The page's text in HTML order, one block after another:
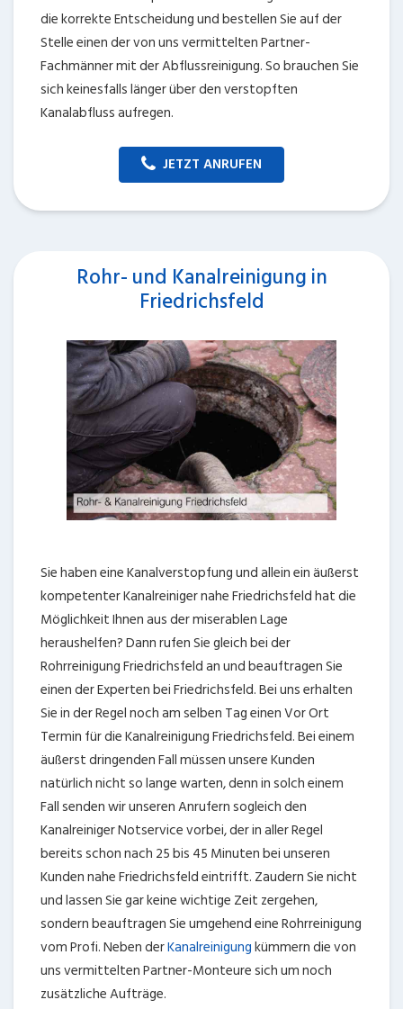
die korrekte Entscheidung und bestellen Sie auf der
Stelle einen der von uns vermittelten Partner-
Fachmänner mit der Abflussreinigung. So brauchen Sie
sich keinesfalls länger über den verstopften
Kanalabfluss aufregen.
JETZT ANRUFEN
Rohr- und Kanalreinigung in
Friedrichsfeld
Sie haben eine Kanalverstopfung und allein ein äußerst
kompetenter Kanalreiniger nahe Friedrichsfeld hat die
Möglichkeit Ihnen aus der miserablen Lage
heraushelfen? Dann rufen Sie gleich bei der
Rohrreinigung Friedrichsfeld an und beauftragen Sie
einen der Experten bei Friedrichsfeld. Bei uns erhalten
Sie in der Regel noch am selben Tag einen Vor Ort
Termin für die Kanalreinigung Friedrichsfeld. Bei einem
äußerst dringenden Fall müssen unsere Kunden
natürlich nicht so lange warten, denn in solch einem
Fall senden wir unseren Anrufern sogleich den
Kanalreiniger Notservice vorbei, der in aller Regel
bereits schon nach 25 bis 45 Minuten bei unseren
Kunden nahe Friedrichsfeld eintrifft. Zaudern Sie nicht
und lassen Sie gar keine wichtige Zeit zergehen,
sondern beauftragen Sie umgehend eine Rohrreinigung
vom Profi. Neben derKanalreinigungkümmern die von
uns vermittelten Partner-Monteure sich um noch
zusätzliche Aufträge.